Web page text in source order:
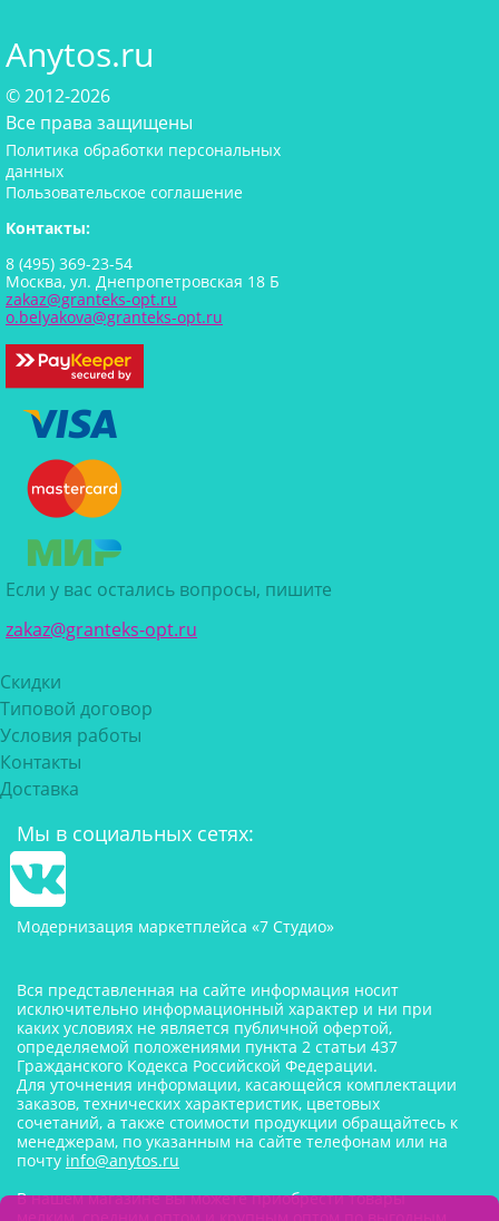
Anytos.ru
© 2012-2026
Все права защищены
Политика обработки персональных
данных
Пользовательское соглашение
Контакты:
8 (495) 369-23-54
Москва, ул. Днепропетровская 18 Б
zakaz@granteks-opt.ru
o.belyakova@granteks-opt.ru
Если у вас остались вопросы, пишите
zakaz@granteks-opt.ru
Скидки
Типовой договор
Условия работы
Контакты
Доставка
Мы в социальных сетях:
Модернизация маркетплейса «7 Студио»
Вся представленная на сайте информация носит
исключительно информационный характер и ни при
каких условиях не является публичной офертой,
определяемой положениями пункта 2 статьи 437
Гражданского Кодекса Российской Федерации.
Для уточнения информации, касающейся комплектации
заказов, технических характеристик, цветовых
сочетаний, а также стоимости продукции обращайтесь к
менеджерам, по указанным на сайте телефонам или на
почту info@anytos.ru
В нашем магазине вы можете приобрести товары